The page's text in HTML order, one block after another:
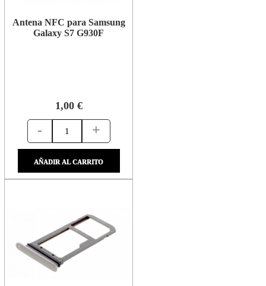
Antena NFC para Samsung
Galaxy S7 G930F
1,00 €
- +
AÑADIR AL CARRITO